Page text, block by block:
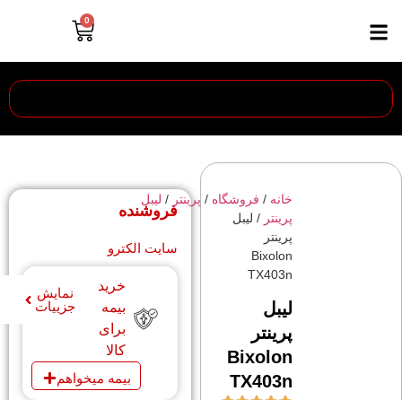
0
فروشنده
سایت الکترو
خرید
بیمه
برای
کالا
نمایش
جزییات
بیمه میخواهم
خانه / فروشگاه / پرینتر / ليبل
پرينتر / لیبل
پرینتر
Bixolon
TX403n
لیبل
پرینتر
Bixolon
TX403n